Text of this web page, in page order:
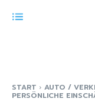
START AUTO /
PERSÖNLICHE